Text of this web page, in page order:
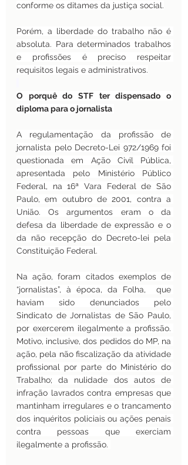
conforme os ditames da justiça social.
Porém, a liberdade do trabalho não é
absoluta. Para determinados trabalhos
e profissões é preciso respeitar
requisitos legais e administrativos.
O porquê do STF ter dispensado o
diploma para o jornalista
A regulamentação da profissão de
jornalista pelo Decreto-Lei 972/1969 foi
questionada em Ação Civil Pública,
apresentada pelo Ministério Público
Federal, na 16ª Vara Federal de São
Paulo, em outubro de 2001, contra a
União. Os argumentos eram o da
defesa da liberdade de expressão e o
da não recepção do Decreto-lei pela
Constituição Federal.
Na ação, foram citados exemplos de
“jornalistas”, à época, da Folha,  que
haviam sido denunciados pelo
Sindicato de Jornalistas de São Paulo,
por exercerem ilegalmente a profissão.
Motivo, inclusive, dos pedidos do MP, na
ação, pela não fiscalização da atividade
profissional por parte do Ministério do
Trabalho; da nulidade dos autos de
infração lavrados contra empresas que
mantinham irregulares e o trancamento
dos inquéritos policiais ou ações penais
contra pessoas que exerciam
ilegalmente a profissão.